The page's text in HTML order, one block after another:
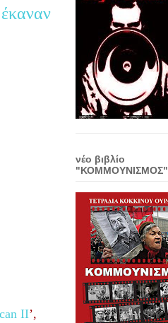
II’,
νέο βιβλίο
"ΚΟΜΜΟΥΝΙΣΜΟΣ"